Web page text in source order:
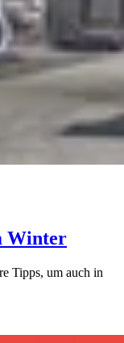
Winter
Tipps, um auch in